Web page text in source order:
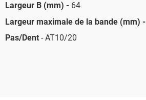
Largeur B (mm) - 64
Largeur maximale de la bande (mm) -
Pas/Dent - AT10/20